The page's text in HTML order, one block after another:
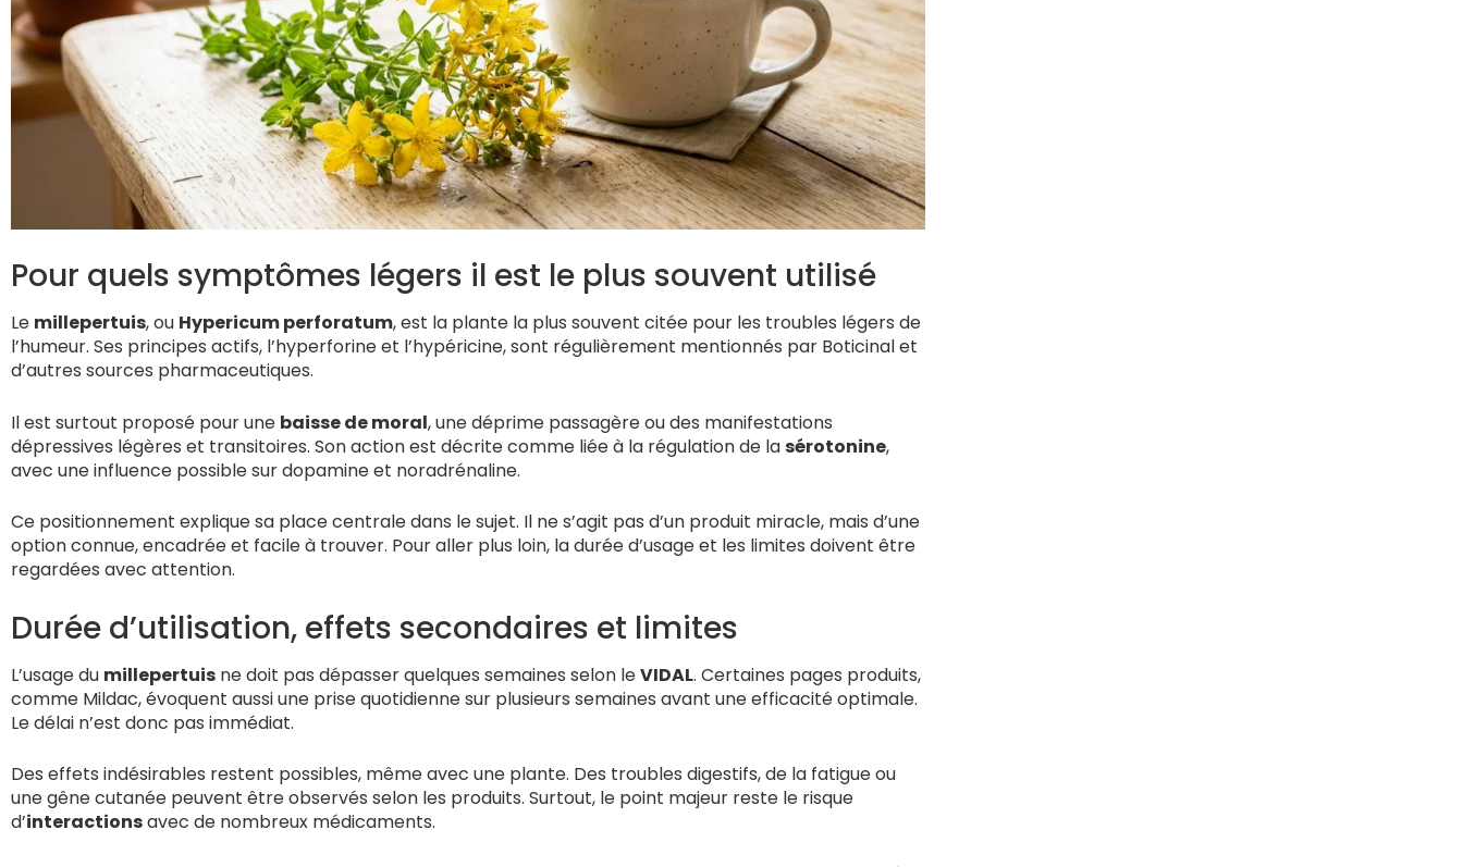
Pour quels symptômes légers il est le plus souvent utilisé
Le millepertuis, ou Hypericum perforatum, est la plante la plus souvent citée pour les troubles légers de
l’humeur. Ses principes actifs, l’hyperforine et l’hypéricine, sont régulièrement mentionnés par Boticinal et
d’autres sources pharmaceutiques.
Il est surtout proposé pour une baisse de moral, une déprime passagère ou des manifestations
dépressives légères et transitoires. Son action est décrite comme liée à la régulation de lasérotonine,
avec une influence possible sur dopamine et noradrénaline.
Ce positionnement explique sa place centrale dans le sujet. Il ne s’agit pas d’un produit miracle, mais d’une
option connue, encadrée et facile à trouver. Pour aller plus loin, la durée d’usage et les limites doivent être
regardées avec attention.
Durée d’utilisation, effets secondaires et limites
L’usage du millepertuis ne doit pas dépasser quelques semaines selon leVIDAL. Certaines pages produits,
comme Mildac, évoquent aussi une prise quotidienne sur plusieurs semaines avant une efficacité optimale.
Le délai n’est donc pas immédiat.
Des effets indésirables restent possibles, même avec une plante. Des troubles digestifs, de la fatigue ou
une gêne cutanée peuvent être observés selon les produits. Surtout, le point majeur reste le risque
d’interactionsavec de nombreux médicaments.